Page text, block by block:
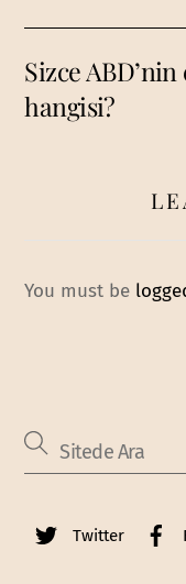
Sizce
hangisi?
You must be
Twitter